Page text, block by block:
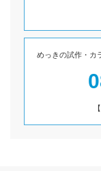
めっきの試作・カ